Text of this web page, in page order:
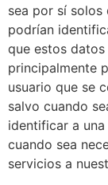
sea por sí
podrían
que estos
principalmente
usuario que se
salvo cuando
identificar a
cuando sea
servicios a